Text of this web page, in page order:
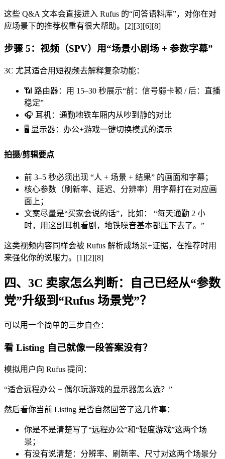
这些 Q&A 文本会直接进入 Rufus 的“问答语料库”，对你在对
应场景下的推荐权重有很大帮助。[2][3][6][8]
步骤 5：视频（SPV）用“场景小剧场 + 参数字幕”
3C 尤其适合用短视频去解释复杂功能：
📶 路由器：用 15–30 秒展示“前：信号弱卡顿 / 后：直播
稳定”
🎧 耳机：通勤地铁车厢内从吵到静的对比
🖥️ 显示器：办公+游戏一键切换模式的演示
拍摄/剪辑要点
前 3–5 秒必须出现 “人 + 场景 + 结果” 的画面和字幕；
核心参数（刷新率、延迟、分辨率）用字幕打在对应画
面上；
文案尽量是“买家会说的话”，比如： “每天通勤 2 小
时，用这副耳机看剧，地铁噪音基本都压下去了。”
这类视频内容同样会被 Rufus 解析成场景+证据，在推荐时用
来强化你的说服力。[1][2][8]
四、3C 卖家怎么判断：自己已经从“参数
党”升级到“Rufus 场景党”？
可以用一个简单的三步自查：
看 Listing 自己就像一段答案没有？
模拟用户向 Rufus 提问：
“适合远程办公 + 偶尔玩游戏的显示器怎么选？”
然后看你当前 Listing 是否自然回答了这几件事：
你是不是清楚写了“远程办公”和“轻度游戏”这两个场
景；
有没有说清楚：分辨率、刷新率、尺寸对这两个场景分